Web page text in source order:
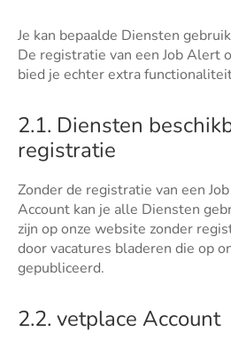
Je kan bepaalde Diensten
De registratie van een Job Alert
bied je echter extra
2.1. Diensten
registratie
Zonder de registratie van een
Account kan je alle Diensten
zijn op onze website zonder
door vacatures bladeren die op
gepubliceerd.
2.2. vetplace Account